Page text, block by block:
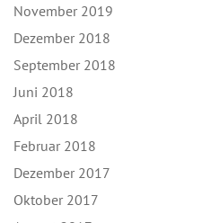
November 2019
Dezember 2018
September 2018
Juni 2018
April 2018
Februar 2018
Dezember 2017
Oktober 2017